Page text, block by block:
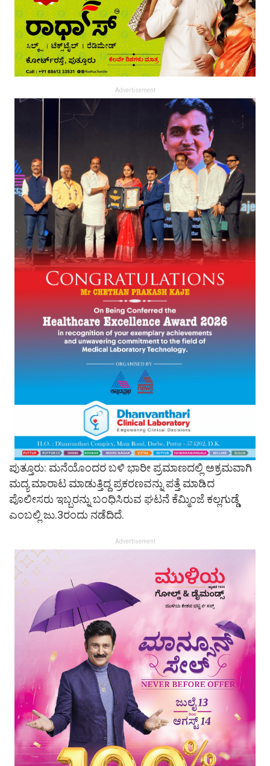
Advertisement
ಪುತ್ತೂರು: ಮನೆಯೊಂದರ ಬಳಿ ಭಾರೀ ಪ್ರಮಾಣದಲ್ಲಿ ಅಕ್ರಮವಾಗಿ
ಮದ್ಯ ಮಾರಾಟ ಮಾಡುತ್ತಿದ್ದ ಪ್ರಕರಣವನ್ನು ಪತ್ತೆ ಮಾಡಿದ
ಪೊಲೀಸರು ಇಬ್ಬರನ್ನು ಬಂಧಿಸಿರುವ ಘಟನೆ ಕೆಮ್ಮಿಂಜೆ ಕಲ್ಲಗುಡ್ಡೆ
ಎಂಬಲ್ಲಿ ಜು.3ರಂದು ನಡೆದಿದೆ.
Advertisement